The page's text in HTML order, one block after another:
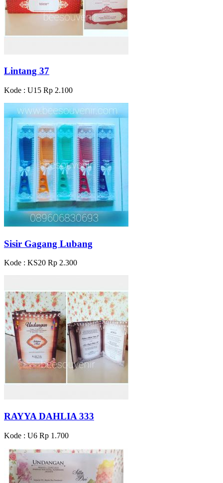
Lintang 37
Kode : U15 Rp 2.100
Sisir Gagang Lubang
Kode : KS20 Rp 2.300
RAYYA DAHLIA 333
Kode : U6 Rp 1.700